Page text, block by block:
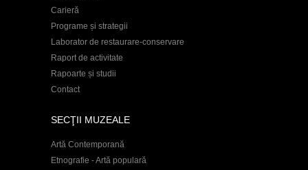
Carieră
Programe și strategii
Laborator de restaurare-conservare
Raport de activitate
Rapoarte și studii
Contact
SECŢII MUZEALE
Artă Contemporană
Etnografie - Artă populară